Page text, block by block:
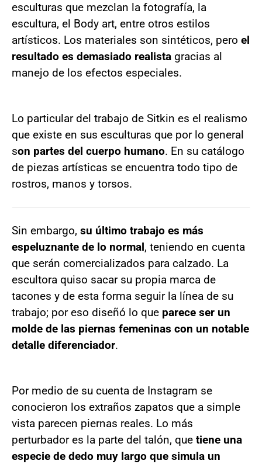
esculturas que mezclan la fotografía, la
escultura, el Body art, entre otros estilos
artísticos. Los materiales son sintéticos, pero el
resultado es demasiado realista gracias al
manejo de los efectos especiales.
Lo particular del trabajo de Sitkin es el realismo
que existe en sus esculturas que por lo general
son partes del cuerpo humano. En su catálogo
de piezas artísticas se encuentra todo tipo de
rostros, manos y torsos.
Sin embargo, su último trabajo es más
espeluznante de lo normal, teniendo en cuenta
que serán comercializados para calzado. La
escultora quiso sacar su propia marca de
tacones y de esta forma seguir la línea de su
trabajo; por eso diseñó lo que parece ser un
molde de las piernas femeninas con un notable
detalle diferenciador.
Por medio de su cuenta de Instagram se
conocieron los extraños zapatos que a simple
vista parecen piernas reales. Lo más
perturbador es la parte del talón, que tiene una
especie de dedo muy largo que simula un